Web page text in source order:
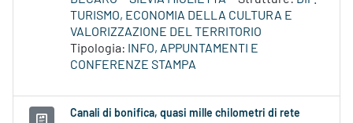
TURISMO, ECONOMIA DELLA CULTURA E
VALORIZZAZIONE DEL TERRITORIO
Tipologia:
INFO, APPUNTAMENTI E
CONFERENZE STAMPA
Canali di bonifica, quasi mille chilometri di rete